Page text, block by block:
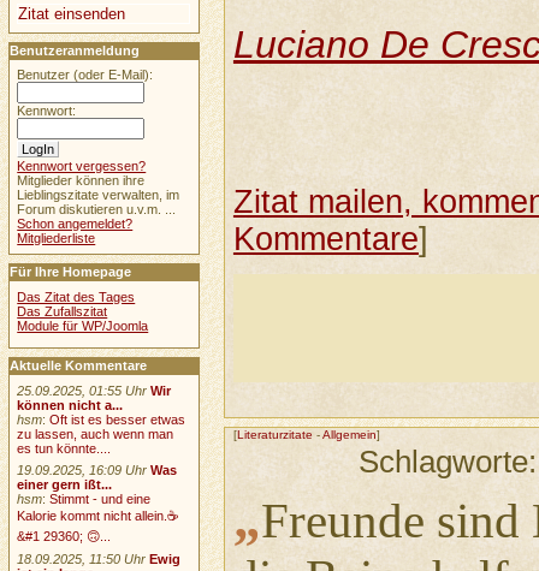
Luciano De
Zitat mailen,
Kommentare]
[Literaturzitate -Allgemein]
„Freunde sind
Zitat einsenden
Benutzeranmeldung
Benutzer (oder E-Mail):
Kennwort:
Kennwort vergessen?
Mitglieder können ihre
Lieblingszitate verwalten, im
Forum diskutieren u.v.m. ...
Schon angemeldet?
Mitgliederliste
Für Ihre Homepage
Das Zitat des Tages
Das Zufallszitat
Module für WP/Joomla
Aktuelle Kommentare
25.09.2025, 01:55 Uhr Wir
können nicht a...
hsm:Oft ist es besser etwas
zu lassen, auch wenn man
es tun könnte....
19.09.2025, 16:09 Uhr Was
einer gern ißt...
hsm:Stimmt - und eine
Kalorie kommt nicht allein.☕
&#1 29360; 🙃...
18.09.2025, 11:50 Uhr Ewig